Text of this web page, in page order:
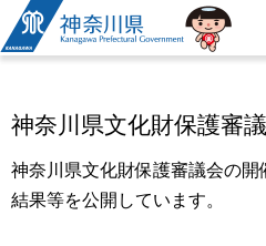
神奈川県
神奈川県文化財保護審
神奈川県文化財保護審議会の
結果等を公開しています。